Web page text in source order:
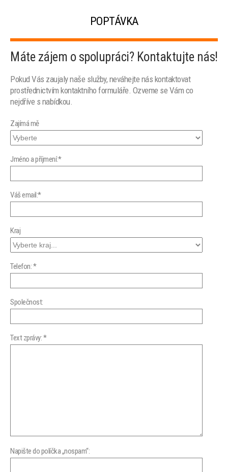
POPTÁVKA
Máte zájem o spolupráci? Kontaktujte nás!
Pokud Vás zaujaly naše služby, neváhejte nás kontaktovat
prostřednictvím kontaktního formuláře. Ozveme se Vám co
nejdříve s nabídkou.
Zajímá mě
Jméno a příjmení:*
Váš email:*
Kraj
Telefon: *
Společnost:
Text zprávy: *
Napište do políčka „nospam“: